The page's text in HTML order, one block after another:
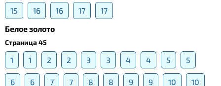
15 16 16 17
17
Белое золото
Страница 45
1 1 2 2 3 3 4 4 5 5
6 6 7 7 8 8 9 9 10 10